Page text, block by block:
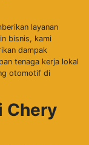
layanan
bisnis, kami
dampak
tenaga kerja lokal
otomotif di
Chery